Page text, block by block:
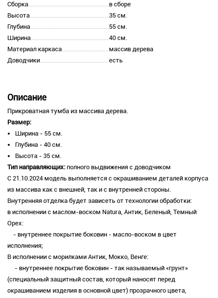
Сборка
в сборе
Высота
35 см.
Глубина
55 см.
Ширина
40 см.
Материал каркаса
массив дерева
Доводчики
есть
Описание
Прикроватная тумба из массива дерева.
Размер:
Ширина - 55 см.
Глубина - 40 см.
Высота - 35 см.
Тип направляющих: полного выдвижения с доводчиком
С 21.10.2024 модель выполняется с окрашиванием деталей корпуса
из массива как с внешней, так и с внутренней стороны.
Внутренняя отделка будет зависеть от технологии обработки:
в исполнении с маслом-воском Natura, Антик, Беленый, Темный
Орех:
- внутреннее покрытие боковин - масло-воском в цвет
исполнения;
В исполнении с морилками Антик, Мокко, Венге:
- внутреннее покрытие боковин - так называемый «грунт»
(специальный защитный состав, который наносят перед
окрашиванием изделия в основной цвет) прозрачного цвета,